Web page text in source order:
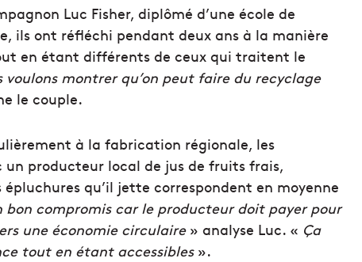
Luc Fisher, diplômé d’une école de
ils ont réfléchi pendant deux ans à la manière
en étant différents de ceux qui traitent le
voulons montrer qu’on peut faire du recyclage
le couple.
à la fabrication régionale, les
producteur local de jus de fruits frais,
qu’il jette correspondent en moyenne
bon compromis car le producteur doit payer pour
une économie circulaire» analyse Luc. « Ça
tout en étant accessibles».